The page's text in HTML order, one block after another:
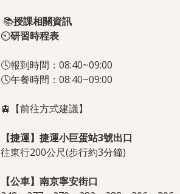
📚授課相關資訊
⏲️研習時程表
🕓報到時間：08:40~09:00
🕓午餐時間：08:40~09:00
🚊【前往方式建議】
【捷運】捷運小巨蛋站3號出口
往東行200公尺(步行約3分鐘)
【公車】南京寧安街口